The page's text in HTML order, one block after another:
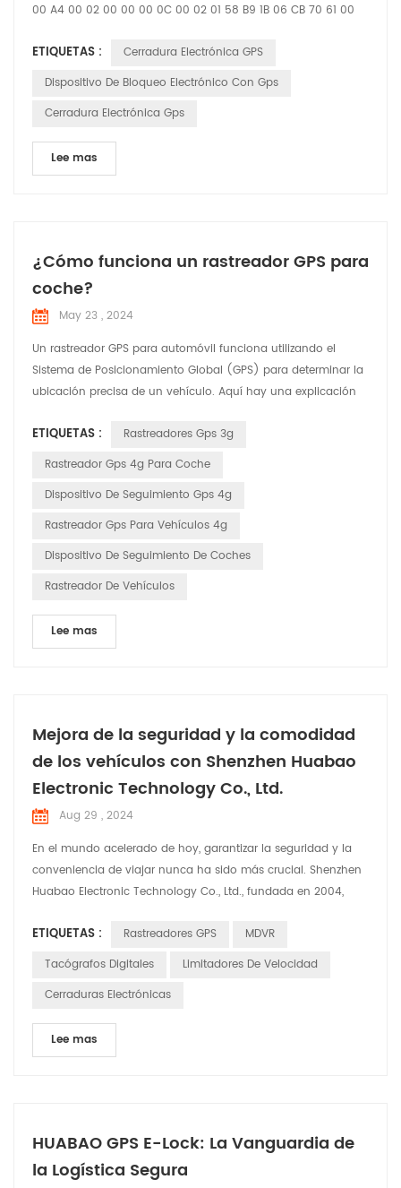
00 A4 00 02 00 00 00 0C 00 02 01 58 B9 1B 06 CB 70 61 00
00 25 04 00 00 00 01 30 01 11 31 01 10 E3 01 00 D5 1B 02 20 02
60 43 23 27 95 93 78 61 60 00 12 20 00 00 12 34 27 95 93 78
ETIQUETAS :
Cerradura Electrónica GPS
Dispositivo De Bloqueo Electrónico Con Gps
Cerradura Electrónica Gps
Lee mas
¿Cómo funciona un rastreador GPS para
coche?
May 23 , 2024
Un rastreador GPS para automóvil funciona utilizando el
Sistema de Posicionamiento Global (GPS) para determinar la
ubicación precisa de un vehículo. Aquí hay una explicación
en una red de satélites que orbitan la Tierra. Estos satélites
transmiten continuamente señales que incluyen su ubicación
ETIQUETAS :
Rastreadores Gps 3g
Rastreador Gps 4g Para Coche
Dispositivo De Seguimiento Gps 4g
Rastreador Gps Para Vehículos 4g
Dispositivo De Seguimiento De Coches
Rastreador De Vehículos
Lee mas
Mejora de la seguridad y la comodidad
de los vehículos con Shenzhen Huabao
Electronic Technology Co., Ltd.
Aug 29 , 2024
En el mundo acelerado de hoy, garantizar la seguridad y la
conveniencia de viajar nunca ha sido más crucial. Shenzhen
Huabao Electronic Technology Co., Ltd., fundada en 2004,
más de 350 empleados, incluidos 100 ingenieros dedicados a
I+D, Huabao ha superado continuamente los límites de la
ETIQUETAS : Rastreadores GPS
MDVR
Tacógrafos Digitales
Limitadores De Velocidad
Cerraduras Electrónicas
Lee mas
HUABAO GPS E-Lock: La Vanguardia de
la Logística Segura